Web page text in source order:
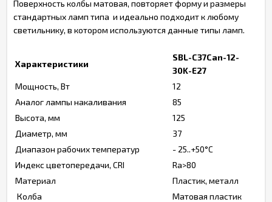
Поверхность колбы матовая, повторяет форму и размеры
стандартных ламп типа и идеально подходит к любому
светильнику, в котором используются данные типы ламп.
Характеристики
SBL-C37Can-12-
30K-E27
Мощность, Вт
12
Аналог лампы накаливания
85
Высота, мм
125
Диаметр, мм
37
Диапазон рабочих температур
- 25..+50°C
Индекс цветопередачи, CRI
Ra>80
Материал
Пластик, металл
Колба
Матовая пластик